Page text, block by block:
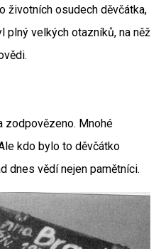
životních osudech děvčátka,
plný velkých otazníků, na něž
zodpovězeno. Mnohé
kdo bylo to děvčátko
dnes vědí nejen pamětníci.